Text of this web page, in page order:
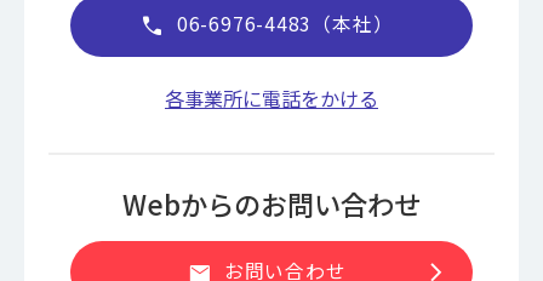
call 06-6976-4483（本社）
各事業所に電話をかける
Webからのお問い合わせ
mail お問い合わせ